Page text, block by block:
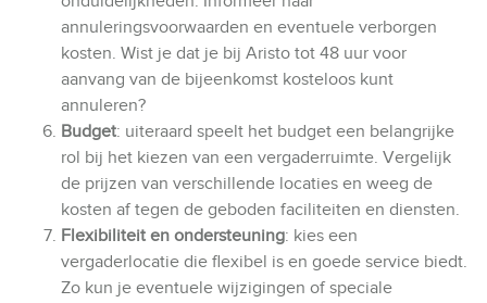
annuleringsvoorwaarden en eventuele verborgen
kosten. Wist je dat je bij Aristo tot 48 uur voor
aanvang van de bijeenkomst kosteloos kunt
annuleren?
Budget: uiteraard speelt het budget een belangrijke
rol bij het kiezen van een vergaderruimte. Vergelijk
de prijzen van verschillende locaties en weeg de
kosten af tegen de geboden faciliteiten en diensten.
Flexibiliteit en ondersteuning: kies een
vergaderlocatie die flexibel is en goede service biedt.
Zo kun je eventuele wijzigingen of speciale